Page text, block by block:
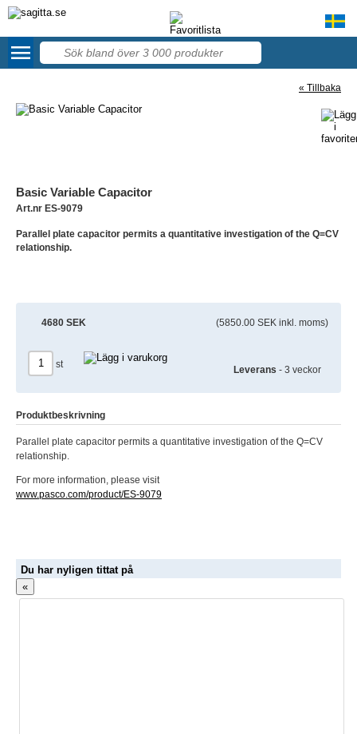
56
menu
« Tillbaka
Basic Variable Capacitor
Art.nr ES-9079
Parallel plate capacitor permits a quantitative investigation of the Q=CV
relationship.
4680 SEK (5850.00 SEK inkl. moms)
st
Leverans - 3 veckor
Produktbeskrivning
Parallel plate capacitor permits a quantitative investigation of the Q=CV
relationship.
For more information, please visit
www.pasco.com/product/ES-9079
Du har nyligen tittat på
«